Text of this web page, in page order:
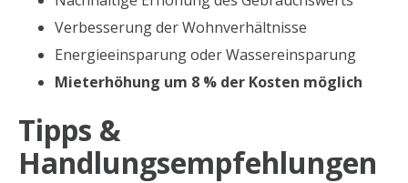
Verbesserung der Wohnverhältnisse
Energieeinsparung oder Wassereinsparung
Mieterhöhung um 8 % der Kosten möglich
Tipps &
Handlungsempfehlungen